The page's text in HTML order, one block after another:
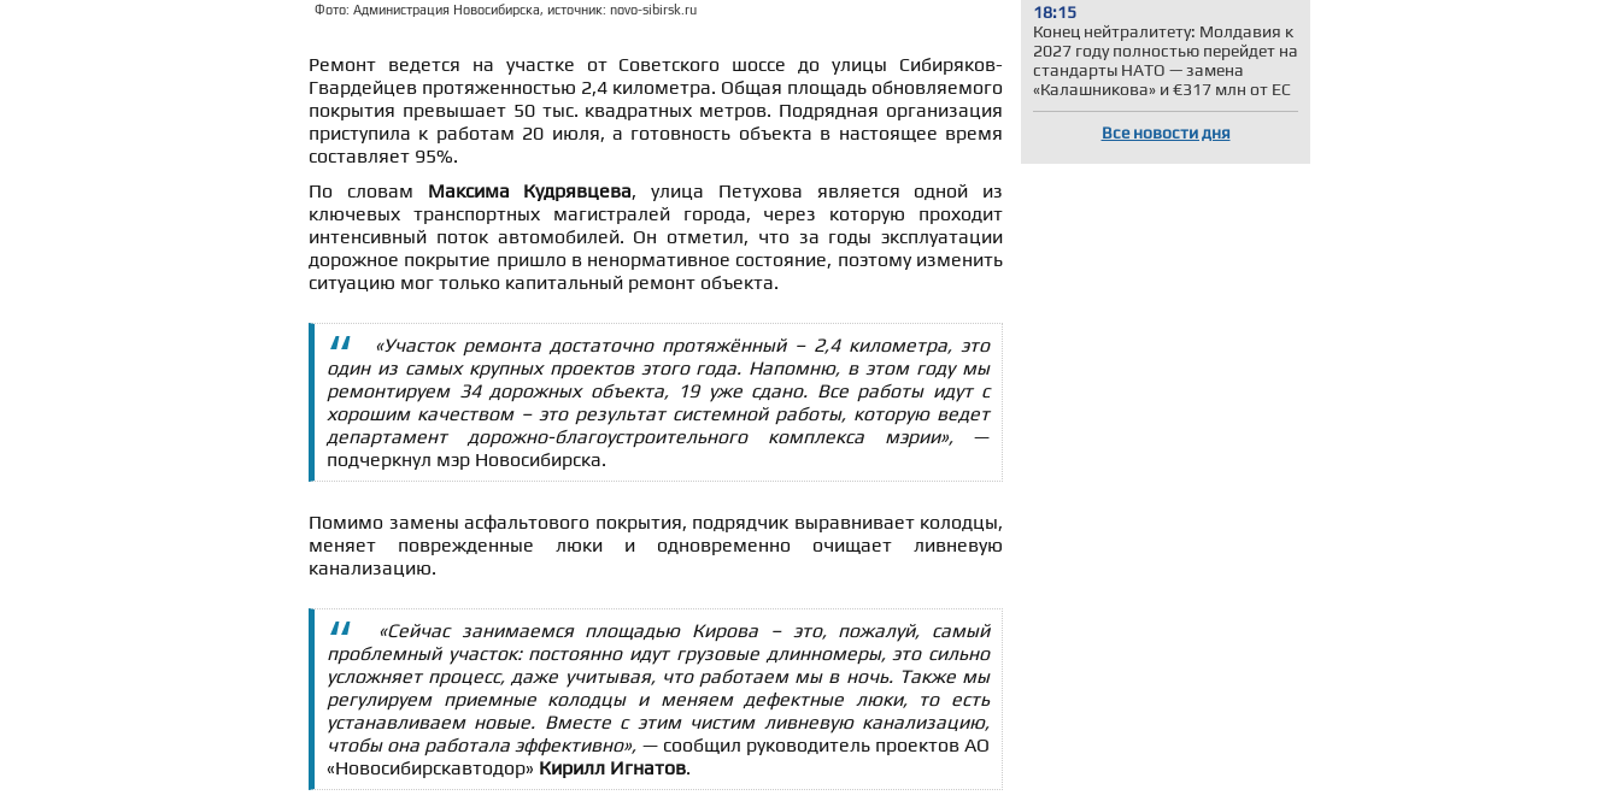
18:15
Конец нейтралитету: Молдавия к
2027 году полностью перейдет на
стандарты НАТО — замена
«Калашникова» и €317 млн от ЕС
Все новости дня
Фото: Администрация Новосибирска, источник: novo-sibirsk.ru
Ремонт ведется на участке от Советского шоссе до улицы Сибиряков-
Гвардейцев протяженностью 2,4 километра. Общая площадь обновляемого
покрытия превышает 50 тыс. квадратных метров. Подрядная организация
приступила к работам 20 июля, а готовность объекта в настоящее время
составляет 95%.
По словам Максима Кудрявцева, улица Петухова является одной из
ключевых транспортных магистралей города, через которую проходит
интенсивный поток автомобилей. Он отметил, что за годы эксплуатации
дорожное покрытие пришло в ненормативное состояние, поэтому изменить
ситуацию мог только капитальный ремонт объекта.
«Участок ремонта достаточно протяжённый – 2,4 километра, это
один из самых крупных проектов этого года. Напомню, в этом году мы
ремонтируем 34 дорожных объекта, 19 уже сдано. Все работы идут с
хорошим качеством – это результат системной работы, которую ведет
департамент дорожно-благоустроительного комплекса мэрии», —
подчеркнул мэр Новосибирска.
Помимо замены асфальтового покрытия, подрядчик выравнивает колодцы,
меняет поврежденные люки и одновременно очищает ливневую
канализацию.
«Сейчас занимаемся площадью Кирова – это, пожалуй, самый
проблемный участок: постоянно идут грузовые длинномеры, это сильно
усложняет процесс, даже учитывая, что работаем мы в ночь. Также мы
регулируем приемные колодцы и меняем дефектные люки, то есть
устанавливаем новые. Вместе с этим чистим ливневую канализацию,
чтобы она работала эффективно», — сообщил руководитель проектов АО
«Новосибирскавтодор» Кирилл Игнатов.